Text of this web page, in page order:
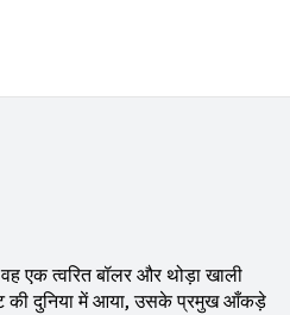
एक त्वरित बॉलर और थोड़ा खाली
की दुनिया में आया, उसके प्रमुख आँकड़े